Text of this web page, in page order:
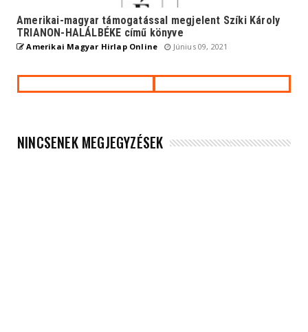
Amerikai-magyar támogatással megjelent Szíki Károly
TRIANON-HALÁLBÉKE című könyve
Amerikai Magyar Hirlap Online Június 09, 2021
NINCSENEK MEGJEGYZÉSEK